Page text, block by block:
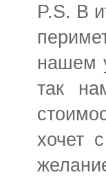
P.S. В
нашем
так
хочет